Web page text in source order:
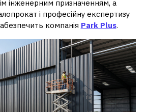
інженерним призначенням, а
і професійну експертизу
компанія Park Plus.